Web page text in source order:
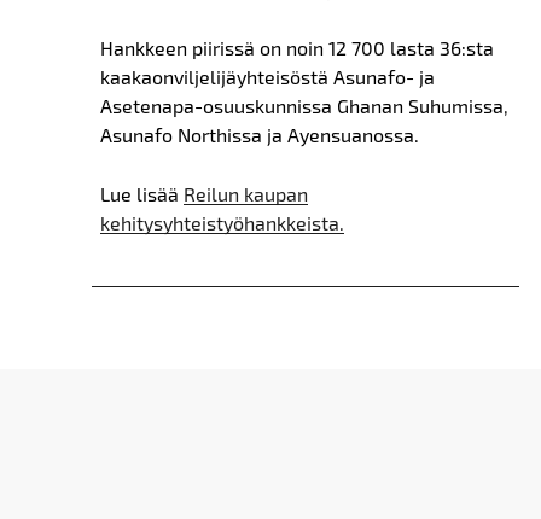
Hankkeen piirissä on noin 12 700 lasta 36:sta
kaakaonviljelijäyhteisöstä Asunafo- ja
Asetenapa-osuuskunnissa Ghanan Suhumissa,
Asunafo Northissa ja Ayensuanossa.
Lue lisää Reilun kaupan
kehitysyhteistyöhankkeista.